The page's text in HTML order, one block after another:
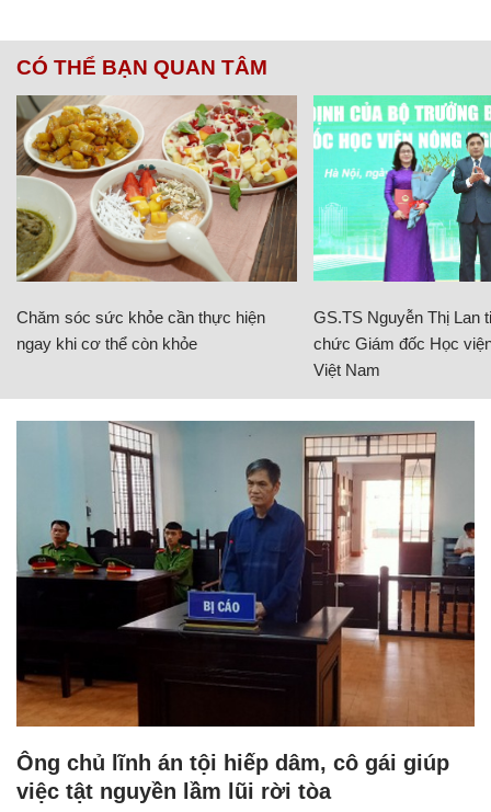
CÓ THỂ BẠN QUAN TÂM
Chăm sóc sức khỏe cần thực hiện
ngay khi cơ thể còn khỏe
GS.TS Nguyễn Thị Lan
chức Giám đốc Học
Việt Nam
Ông chủ lĩnh án tội hiếp dâm, cô gái giúp
việc tật nguyền lầm lũi rời tòa